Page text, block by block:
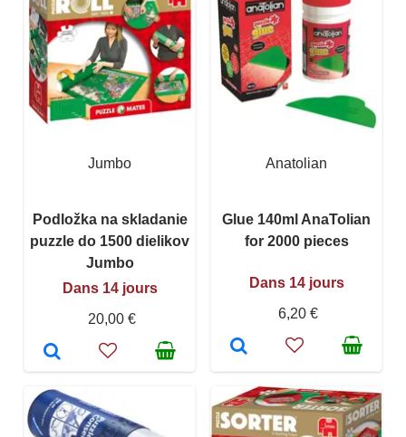
Jumbo
Podložka na skladanie
puzzle do 1500 dielikov
Jumbo
Dans 14 jours
20,00 €
Anatolian
Glue 140ml AnaTolian
for 2000 pieces
Dans 14 jours
6,20 €